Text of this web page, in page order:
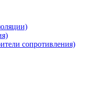
сопротивления)